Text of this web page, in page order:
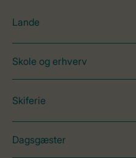
Lande
Skole og erhverv
Skiferie
Dagsgæster